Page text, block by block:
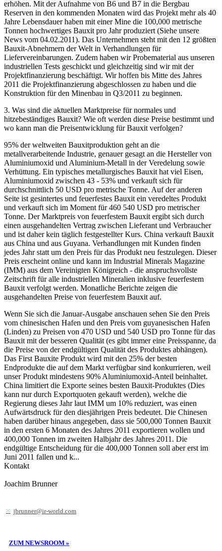
erhöhen. Mit der Aufnahme von B6 und B7 in die Bergbau
Reserven in den kommenden Monaten wird das Projekt mehr als 40
Jahre Lebensdauer haben mit einer Mine die 100,000 metrische
Tonnen hochwertiges Bauxit pro Jahr produziert (Siehe unsere
News vom 04.02.2011). Das Unternehmen steht mit den 12 größten
Bauxit-Abnehmern der Welt in Verhandlungen für
Liefervereinbarungen. Zudem haben wir Probematerial aus unseren
industriellen Tests geschickt und gleichzeitig sind wir mit der
Projektfinanzierung beschäftigt. Wir hoffen bis Mitte des Jahres
2011 die Projektfinanzierung abgeschlossen zu haben und die
Konstruktion für den Minenbau in Q3/2011 zu beginnen.
3. Was sind die aktuellen Marktpreise für normales und
hitzebeständiges Bauxit? Wie oft werden diese Preise bestimmt und
wo kann man die Preisentwicklung für Bauxit verfolgen?
95% der weltweiten Bauxitproduktion geht an die
metallverarbeitende Industrie, genauer gesagt an die Hersteller von
Aluminiumoxid und Aluminium-Metall in der Veredelung sowie
Verhüttung. Ein typisches metallurgisches Bauxit hat viel Eisen,
Aluminiumoxid zwischen 43 - 53% und verkauft sich für
durchschnittlich 50 USD pro metrische Tonne. Auf der anderen
Seite ist gesintertes und feuerfestes Bauxit ein veredeltes Produkt
und verkauft sich im Moment für 460 540 USD pro metrischer
Tonne. Der Marktpreis von feuerfestem Bauxit ergibt sich durch
einen ausgehandelten Vertrag zwischen Lieferant und Verbraucher
und ist daher kein täglich festgestellter Kurs. China verkauft Bauxit
aus China und aus Guyana. Verhandlungen mit Kunden finden
jedes Jahr statt um den Preis für das Produkt neu festzulegen. Dieser
Preis erscheint online und kann im Industrial Minerals Magazine
(IMM) aus dem Vereinigten Königreich - die anspruchsvollste
Zeitschrift für alle industriellen Mineralien inklusive feuerfestem
Bauxit verfolgt werden. Monatliche Berichte zeigen die
ausgehandelten Preise von feuerfestem Bauxit auf.
Wenn Sie sich die Januar-Ausgabe anschauen sehen Sie den Preis
vom chinesischen Hafen und den Preis vom guyanesischen Hafen
(Linden) zu Preisen von 470 USD und 540 USD pro Tonne für das
Bauxit mit der besseren Qualität (es gibt immer eine Preisspanne, da
die Preise von der endgültigen Qualität des Produktes abhängen).
Das First Bauxite Produkt wird mit den 25% der besten
Endprodukte die auf dem Markt verfügbar sind konkurrieren, weil
unser Produkt mindestens 90% Aluminiumoxid-Anteil beinhaltet.
China limitiert die Exporte seines besten Bauxit-Produktes (Dies
kann nur durch Exportquoten gekauft werden), welche die
Regierung dieses Jahr laut IMM um 10% reduziert, was einen
Aufwärtsdruck für den diesjährigen Preis bedeutet. Die Chinesen
haben darüber hinaus angegeben, dass sie 500,000 Tonnen Bauxit
in den ersten 6 Monaten des Jahres 2011 exportieren wollen und
400,000 Tonnen im zweiten Halbjahr des Jahres 2011. Die
endgültige Entscheidung für die 400,000 Tonnen soll aber erst im
Juni 2011 fallen und k...
Kontakt
Joachim Brunner
jbrunner@ir-world.com
ZUM NEWSROOM »